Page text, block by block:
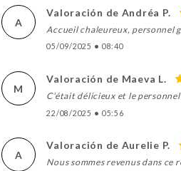
A
Valoración de Andréa P.
Accueil chaleureux, personnel
05/09/2025 • 08:40
M
Valoración de Maeva L.
C’était délicieux et le
22/08/2025 • 05:56
A
Valoración de Aurelie P.
Nous sommes revenus dans